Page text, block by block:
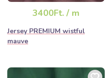
3400Ft. / m
Jersey PREMIUM wistful
mauve